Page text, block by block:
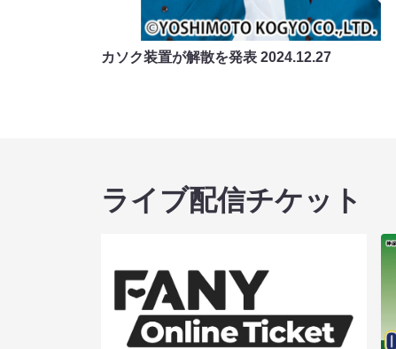
カソク装置が解散を発表 2024.12.27
ライブ配信チケット